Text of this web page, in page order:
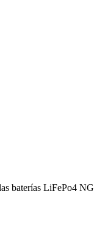
baterías LiFePo4 NG